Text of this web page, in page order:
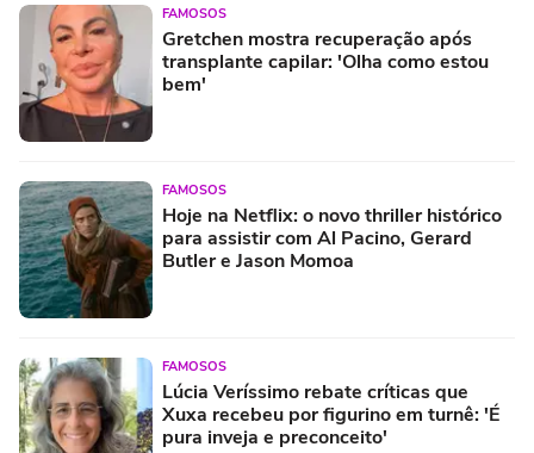
FAMOSOS
Gretchen mostra recuperação após
transplante capilar: 'Olha como estou
bem'
FAMOSOS
Hoje na Netflix: o novo thriller histórico
para assistir com Al Pacino, Gerard
Butler e Jason Momoa
FAMOSOS
Lúcia Veríssimo rebate críticas que
Xuxa recebeu por figurino em turnê: 'É
pura inveja e preconceito'